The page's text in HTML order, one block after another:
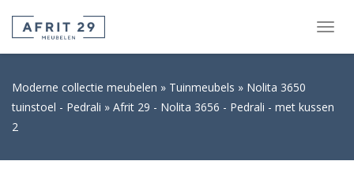
Moderne collectie meubelen Tuinmeubels
Nolita 3650
tuinstoel - Pedrali
Afrit 29 - Nolita 3656 - Pedrali - met kussen
2